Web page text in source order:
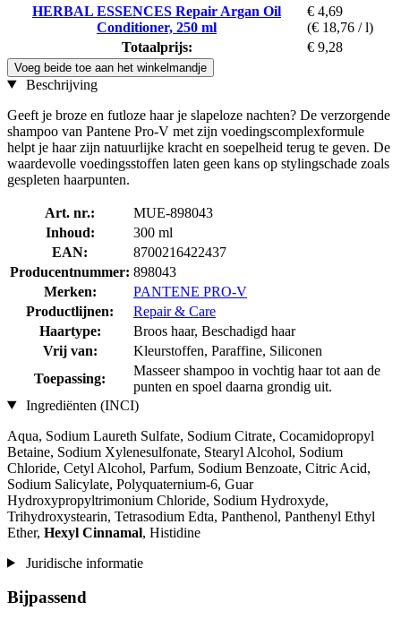
HERBAL ESSENCES Repair Argan Oil
Conditioner, 250 ml
€ 4,69
(€ 18,76 / l)
Totaalprijs:
€ 9,28
Voeg beide toe aan het winkelmandje
Beschrijving
Geeft je broze en futloze haar je slapeloze nachten? De verzorgende
shampoo van Pantene Pro-V met zijn voedingscomplexformule
helpt je haar zijn natuurlijke kracht en soepelheid terug te geven. De
waardevolle voedingsstoffen laten geen kans op stylingschade zoals
gespleten haarpunten.
Art. nr.:
MUE-898043
Inhoud:
300 ml
EAN:
8700216422437
Producentnummer: 898043
Merken:
PANTENE PRO-V
Productlijnen:
Repair & Care
Haartype:
Broos haar, Beschadigd haar
Vrij van:
Kleurstoffen, Paraffine, Siliconen
Toepassing:
Masseer shampoo in vochtig haar tot aan de
punten en spoel daarna grondig uit.
Ingrediënten (INCI)
Aqua, Sodium Laureth Sulfate, Sodium Citrate, Cocamidopropyl
Betaine, Sodium Xylenesulfonate, Stearyl Alcohol, Sodium
Chloride, Cetyl Alcohol, Parfum, Sodium Benzoate, Citric Acid,
Sodium Salicylate, Polyquaternium-6, Guar
Hydroxypropyltrimonium Chloride, Sodium Hydroxyde,
Trihydroxystearin, Tetrasodium Edta, Panthenol, Panthenyl Ethyl
Ether, Hexyl Cinnamal, Histidine
Juridische informatie
Bijpassend